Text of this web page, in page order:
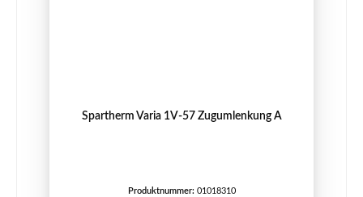
Spartherm Varia 1V-57 Zugumlenkung A
Produktnummer: 01018310